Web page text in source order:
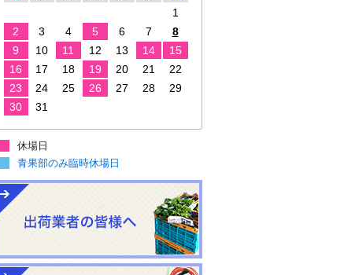
1
2
3 4 5 6 7
8
9
10 11 12 13 14
15
16
17 18 19 20 21
22
23
24 25 26 27 28
29
30
31
休場日
青果部のみ臨時休場日